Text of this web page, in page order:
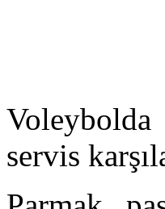
Voleybolda
servis